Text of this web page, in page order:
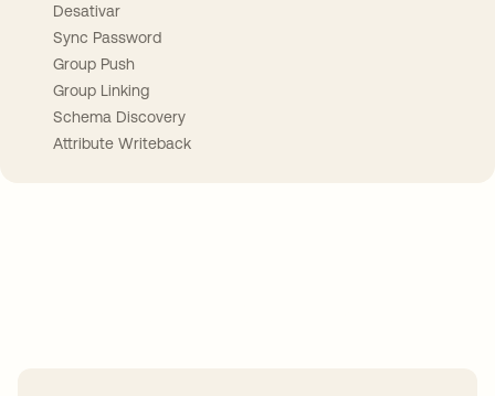
Desativar
Sync Password
Group Push
Group Linking
Schema Discovery
Attribute Writeback